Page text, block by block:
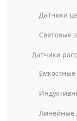
Датчики
Световые
Датчики
Линейные